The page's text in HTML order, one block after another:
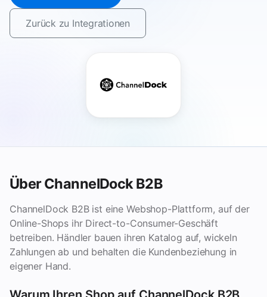
Zurück zu Integrationen
Über ChannelDock B2B
ChannelDock B2B ist eine Webshop-Plattform, auf der
Online-Shops ihr Direct-to-Consumer-Geschäft
betreiben. Händler bauen ihren Katalog auf, wickeln
Zahlungen ab und behalten die Kundenbeziehung in
eigener Hand.